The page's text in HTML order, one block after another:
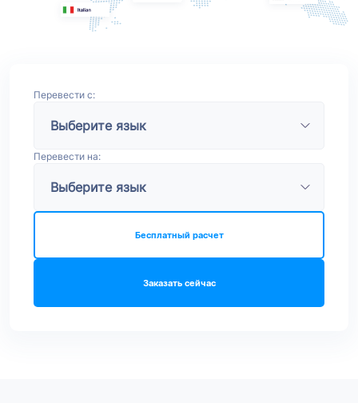
Перевести с:
Перевести на:
Заказать сейчас
Бесплатный расчет